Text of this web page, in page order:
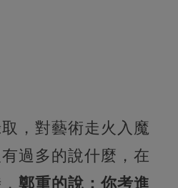
，對藝術走火入魔
過多的說什麼，在
鄭重的說：你考進